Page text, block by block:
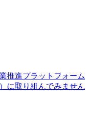
推進プラットフォーム
に取り組んでみません